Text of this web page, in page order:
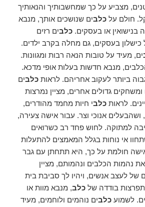
מצביע על כך שמחשבותיך והנאותיך
חולם עלכלבים שנושכים אותך, מנבא
בנישואין או בעסקים.כלבים רזים
כישלון בעסקים, גם מחלה בקרב ילדים.
ים, מעיד על טובות הנאה רבות ומגוונות.
מנבא חדשות בעלות אופי מדכא.
ביותר לעקוב אחריהם. לראותכלבים
גדולים אחרים, מציין נמרצות
לראותכלבי חיות מחמד מהודרים,
אנוכי וצר. עבור אישה צעירה,
למתוקה. לחוש פחד רב כשרואים
אי נוחות בגלל המאמצים להתעלות
חולמת על כך, היא תתחתן עם גבר
נהמות הכלבים ונהמותם, מציין
של לעצב אנשים, ויהיו לך סביבת בית
בודדה שלכלב, מנבא מוות או
לשמועכלבים נוהמים ולוחמים, מעיד